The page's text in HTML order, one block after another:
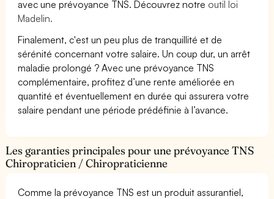
avec une prévoyance TNS. Découvrez notre outil loi
Madelin.
Finalement, c'est un peu plus de tranquillité et de
sérénité concernant votre salaire. Un coup dur, un arrêt
maladie prolongé ? Avec une prévoyance TNS
complémentaire, profitez d’une rente améliorée en
quantité et éventuellement en durée qui assurera votre
salaire pendant une période prédéfinie à l’avance.
Les garanties principales pour une prévoyance TNS
Chiropraticien / Chiropraticienne
Comme la prévoyance TNS est un produit assurantiel,